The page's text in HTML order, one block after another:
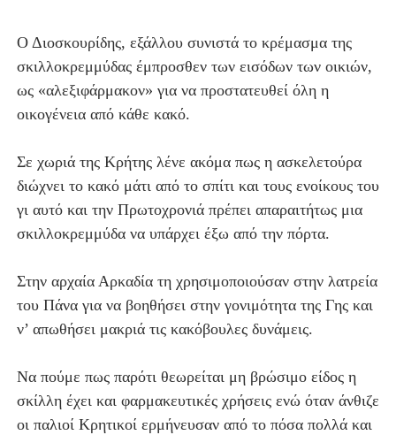
Ο Διοσκουρίδης, εξάλλου συνιστά το κρέμασμα της
σκιλλοκρεμμύδας έμπροσθεν των εισόδων των οικιών,
ως «αλεξιφάρμακον» για να προστατευθεί όλη η
οικογένεια από κάθε κακό.
Σε χωριά της Κρήτης λένε ακόμα πως η ασκελετούρα
διώχνει το κακό μάτι από το σπίτι και τους ενοίκους του
γι αυτό και την Πρωτοχρονιά πρέπει απαραιτήτως μια
σκιλλοκρεμμύδα να υπάρχει έξω από την πόρτα.
Στην αρχαία Αρκαδία τη χρησιμοποιούσαν στην λατρεία
του Πάνα για να βοηθήσει στην γονιμότητα της Γης και
ν’ απωθήσει μακριά τις κακόβουλες δυνάμεις.
Να πούμε πως παρότι θεωρείται μη βρώσιμο είδος η
σκίλλη έχει και φαρμακευτικές χρήσεις ενώ όταν άνθιζε
οι παλιοί Κρητικοί ερμήνευσαν από το πόσα πολλά και